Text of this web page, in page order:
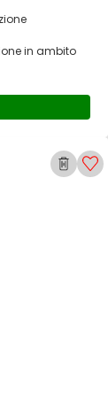
in ambito